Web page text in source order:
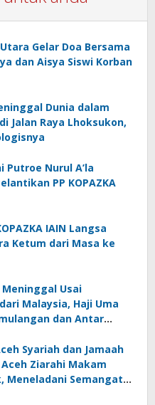
Gelar Doa Bersama
Dunia dalam
Jalan Raya Lhoksukon,
Putroe Nurul A’la
PP KOPAZKA
IAIN Langsa
Ketum dari Masa ke
Usai
Malaysia, Haji Uma
dan Antar
Syariah dan Jamaah
Ziarahi Makam
Meneladani Semangat